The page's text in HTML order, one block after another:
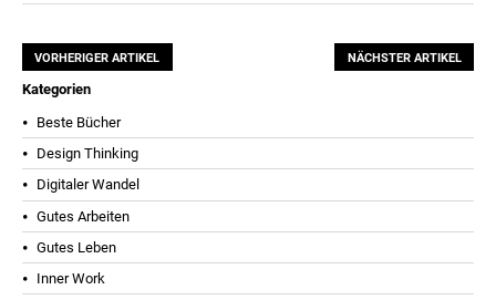
VORHERIGER ARTIKEL NÄCHSTER ARTIKEL
Kategorien
Beste Bücher
Design Thinking
Digitaler Wandel
Gutes Arbeiten
Gutes Leben
Inner Work